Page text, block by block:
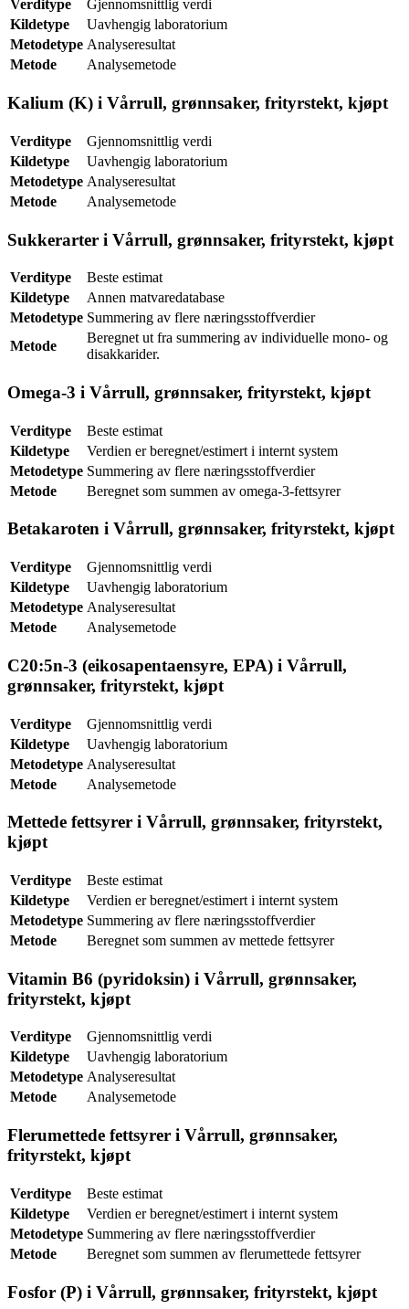
Verditype
Gjennomsnittlig verdi
Kildetype
Uavhengig laboratorium
Metodetype Analyseresultat
Metode
Analysemetode
Kalium (K) i Vårrull, grønnsaker, frityrstekt, kjøpt
Verditype
Gjennomsnittlig verdi
Kildetype
Uavhengig laboratorium
Metodetype Analyseresultat
Metode
Analysemetode
Sukkerarter i Vårrull, grønnsaker, frityrstekt, kjøpt
Verditype
Beste estimat
Kildetype
Annen matvaredatabase
Metodetype Summering av flere næringsstoffverdier
Metode
Beregnet ut fra summering av individuelle mono- og
disakkarider.
Omega-3 i Vårrull, grønnsaker, frityrstekt, kjøpt
Verditype
Beste estimat
Kildetype
Verdien er beregnet/estimert i internt system
Metodetype Summering av flere næringsstoffverdier
Metode
Beregnet som summen av omega-3-fettsyrer
Betakaroten i Vårrull, grønnsaker, frityrstekt, kjøpt
Verditype
Gjennomsnittlig verdi
Kildetype
Uavhengig laboratorium
Metodetype Analyseresultat
Metode
Analysemetode
C20:5n-3 (eikosapentaensyre, EPA) i Vårrull,
grønnsaker, frityrstekt, kjøpt
Verditype
Gjennomsnittlig verdi
Kildetype
Uavhengig laboratorium
Metodetype Analyseresultat
Metode
Analysemetode
Mettede fettsyrer i Vårrull, grønnsaker, frityrstekt,
kjøpt
Verditype
Beste estimat
Kildetype
Verdien er beregnet/estimert i internt system
Metodetype Summering av flere næringsstoffverdier
Metode
Beregnet som summen av mettede fettsyrer
Vitamin B6 (pyridoksin) i Vårrull, grønnsaker,
frityrstekt, kjøpt
Verditype
Gjennomsnittlig verdi
Kildetype
Uavhengig laboratorium
Metodetype Analyseresultat
Metode
Analysemetode
Flerumettede fettsyrer i Vårrull, grønnsaker,
frityrstekt, kjøpt
Verditype
Beste estimat
Kildetype
Verdien er beregnet/estimert i internt system
Metodetype Summering av flere næringsstoffverdier
Metode
Beregnet som summen av flerumettede fettsyrer
Fosfor (P) i Vårrull, grønnsaker, frityrstekt, kjøpt